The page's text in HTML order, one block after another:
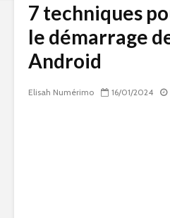
7 techniques
le démarrage
Android
Elisah Numérimo 16/01/2024